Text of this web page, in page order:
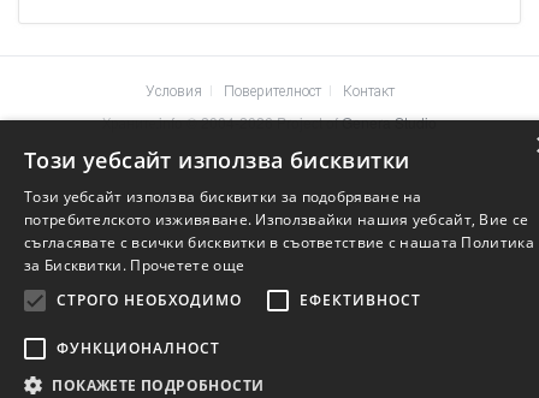
Условия Поверителност
Контакт
Храните.info © 2004-2026 Project ofGenera Studio
Този уебсайт използва бисквитки
Този уебсайт използва бисквитки за подобряване на
потребителското изживяване. Използвайки нашия уебсайт, Вие се
съгласявате с всички бисквитки в съответствие с нашата Политика
за Бисквитки. Прочетете още
СТРОГО НЕОБХОДИМО
ЕФЕКТИВНОСТ
ФУНКЦИОНАЛНОСТ
ПОКАЖЕТЕ ПОДРОБНОСТИ